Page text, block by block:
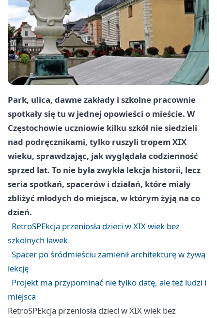
Park, ulica, dawne zakłady i szkolne pracownie
spotkały się tu w jednej opowieści o mieście. W
Częstochowie uczniowie kilku szkół nie siedzieli
nad podręcznikami, tylko ruszyli tropem XIX
wieku, sprawdzając, jak wyglądała codzienność
sprzed lat. To nie była zwykła lekcja historii, lecz
seria spotkań, spacerów i działań, które miały
zbliżyć młodych do miejsca, w którym żyją na co
dzień.
RetroSPEkcja przeniosła dzieci w XIX wiek bez
szkolnych ławek
Spacer po śródmieściu zamienił architekturę w żywą
lekcję
Projekt ma przypominać nie tylko datę, ale też ludzi i
miejsca
RetroSPEkcja przeniosła dzieci w XIX wiek bez